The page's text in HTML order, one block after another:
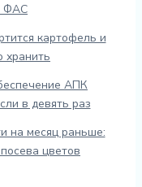
ФАС
картофель и
хранить
АПК
в девять раз
на месяц раньше:
цветов